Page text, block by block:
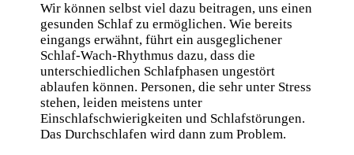
Wir können selbst viel dazu beitragen, uns einen
gesunden Schlaf zu ermöglichen. Wie bereits
eingangs erwähnt, führt ein ausgeglichener
Schlaf-Wach-Rhythmus dazu, dass die
unterschiedlichen Schlafphasen ungestört
ablaufen können. Personen, die sehr unter Stress
stehen, leiden meistens unter
Einschlafschwierigkeiten und Schlafstörungen.
Das Durchschlafen wird dann zum Problem.